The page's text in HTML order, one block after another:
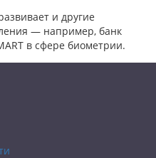
и другие
— например, банк
в сфере биометрии.